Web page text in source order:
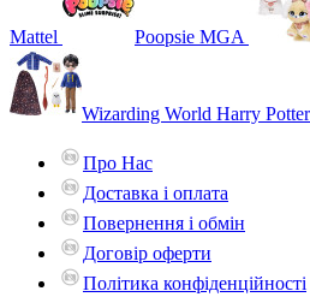
Mattel Poopsie MGA
Wizarding World Harry Potter
Про Нас
Доставка і оплата
Повернення і обмін
Договір оферти
Політика конфіденційності